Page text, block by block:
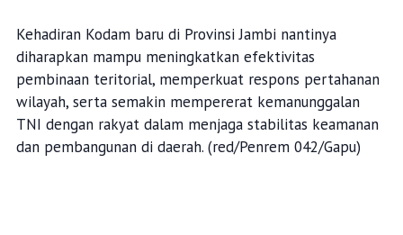
Kehadiran Kodam baru di Provinsi Jambi nantinya
diharapkan mampu meningkatkan efektivitas
pembinaan teritorial, memperkuat respons pertahanan
wilayah, serta semakin mempererat kemanunggalan
TNI dengan rakyat dalam menjaga stabilitas keamanan
dan pembangunan di daerah. (red/Penrem 042/Gapu)